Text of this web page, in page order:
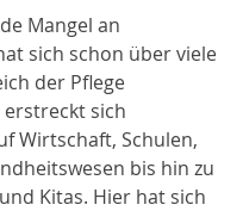
Mangel an
sich schon über viele
der Pflege
sich
Wirtschaft, Schulen,
bis hin zu
Kitas. Hier hat sich